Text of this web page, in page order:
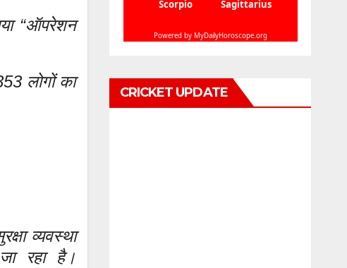
“ऑपरेशन
लोगों का
व्यवस्था
रहा है।
CRICKET UPDATE